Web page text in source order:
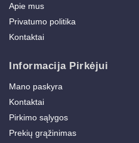
Apie mus
Privatumo politika
Kontaktai
Informacija Pirkėjui
Mano paskyra
Kontaktai
Pirkimo sąlygos
Prekių grąžinimas